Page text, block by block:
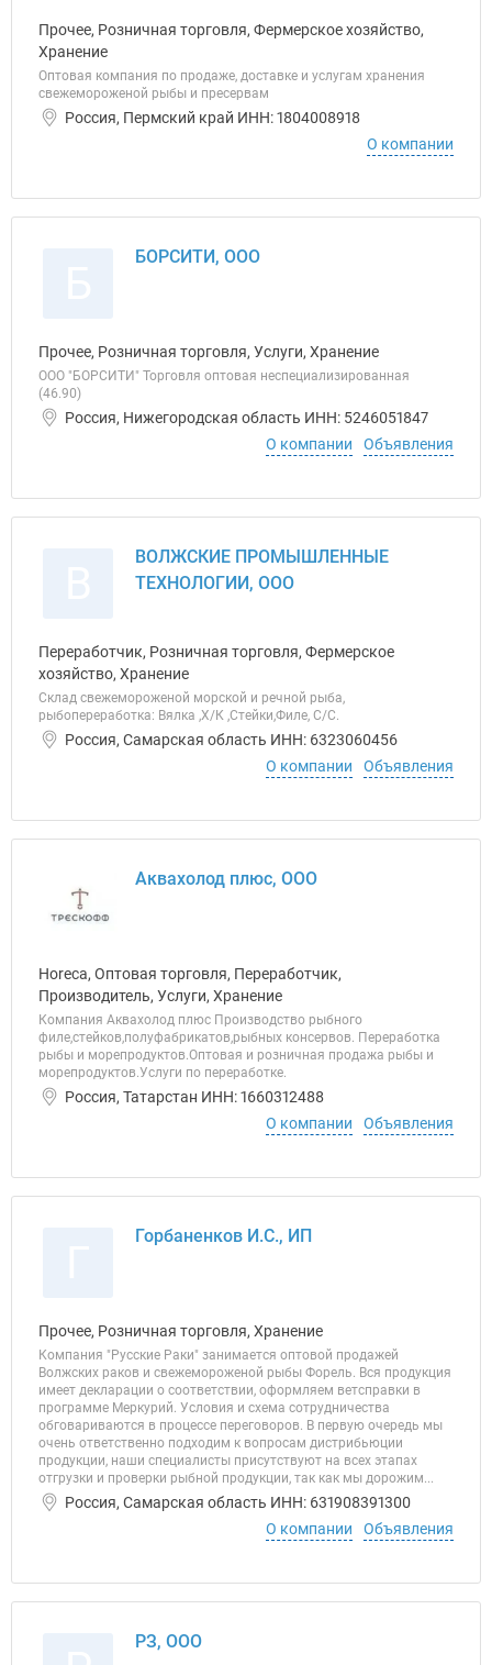
Прочее, Розничная торговля, Фермерское хозяйство,
Хранение
Оптовая компания по продаже, доставке и услугам хранения
свежемороженой рыбы и пресервам
Россия, Пермский край ИНН: 1804008918
О компании
БОРСИТИ, ООО
Прочее, Розничная торговля, Услуги, Хранение
ООО "БОРСИТИ" Торговля оптовая неспециализированная
(46.90)
Россия, Нижегородская область ИНН: 5246051847
О компании
Объявления
ВОЛЖСКИЕ ПРОМЫШЛЕННЫЕ
ТЕХНОЛОГИИ, ООО
Переработчик, Розничная торговля, Фермерское
хозяйство, Хранение
Склад свежемороженой морской и речной рыба,
рыбопереработка: Вялка ,Х/К ,Стейки,Филе, C/C.
Россия, Самарская область ИНН: 6323060456
О компании
Объявления
Аквахолод плюс, ООО
Horeca, Оптовая торговля, Переработчик,
Производитель, Услуги, Хранение
Компания Аквахолод плюс Производство рыбного
филе,стейков,полуфабрикатов,рыбных консервов. Переработка
рыбы и морепродуктов.Оптовая и розничная продажа рыбы и
морепродуктов.Услуги по переработке.
Россия, Татарстан ИНН: 1660312488
О компании
Объявления
Горбаненков И.С., ИП
Прочее, Розничная торговля, Хранение
Компания "Русские Раки" занимается оптовой продажей
Волжских раков и свежемороженой рыбы Форель. Вся продукция
имеет декларации о соответствии, оформляем ветсправки в
программе Меркурий. Условия и схема сотрудничества
обговариваются в процессе переговоров. В первую очередь мы
очень ответственно подходим к вопросам дистрибьюции
продукции, наши специалисты присутствуют на всех этапах
отгрузки и проверки рыбной продукции, так как мы дорожим...
Россия, Самарская область ИНН: 631908391300
О компании
Объявления
РЗ, ООО